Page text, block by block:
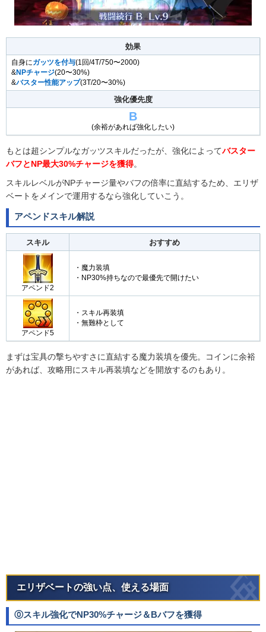
効果
自身にガッツを付与(1回/4T/750〜2000)
&NPチャージ(20〜30%)
&バスター性能アップ(3T/20〜30%)
強化優先度
B
(余裕があれば強化したい)
もとは超シンプルなガッツスキルだったが、強化によってバスター
バフとNP最大30%チャージを獲得。
スキルレベルがNPチャージ量やバフの倍率に直結するため、エリザ
ベートをメインで運用するなら強化していこう。
アペンドスキル解説
スキル おすすめ
アペンド2
・魔力装填
・NP30%持ちなので最優先で開けたい
アペンド5
・スキル再装填
・無難枠として
まずは宝具の撃ちやすさに直結する魔力装填を優先。コインに余裕
があれば、攻略用にスキル再装填などを開放するのもあり。
エリザベートの強い点、使える場面
⓪スキル強化でNP30%チャージ＆Bバフを獲得